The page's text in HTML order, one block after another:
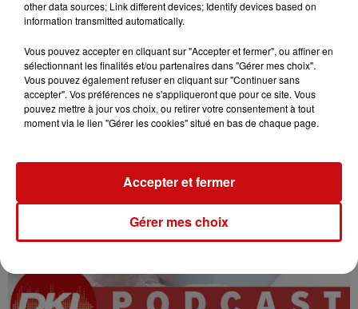
other data sources; Link different devices; Identify devices based on
information transmitted automatically.
Vous pouvez accepter en cliquant sur "Accepter et fermer", ou affiner en
sélectionnant les finalités et/ou partenaires dans "Gérer mes choix".
Vous pouvez également refuser en cliquant sur "Continuer sans
accepter". Vos préférences ne s'appliqueront que pour ce site. Vous
pouvez mettre à jour vos choix, ou retirer votre consentement à tout
moment via le lien "Gérer les cookies" situé en bas de chaque page.
Gérer mes choix
Accepter et fermer